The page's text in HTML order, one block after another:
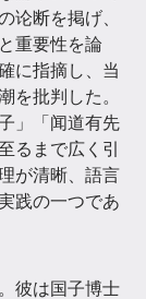
论断を掲げ、
重要性を論
に指摘し、当
を批判した。
」「闻道有先
るまで広く引
が清晰、語言
践の一つであ
彼は国子博士